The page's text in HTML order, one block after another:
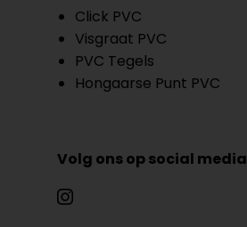
Click PVC
Visgraat PVC
PVC Tegels
Hongaarse Punt PVC
Volg ons op social media